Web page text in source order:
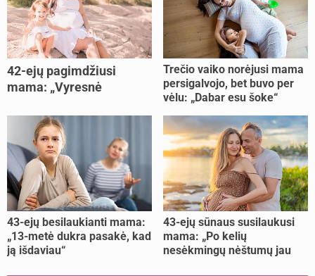
42-ejų pagimdžiusi
mama: „Vyresnė
lengviau“
Trečio vaiko norėjusi mama
persigalvojo, bet buvo per
vėlu: „Dabar esu šoke“
43-ejų besilaukianti mama:
„13-metė dukra pasakė, kad
ją išdaviau“
43-ejų sūnaus susilaukusi
mama: „Po kelių
nesėkmingų nėštumų jau